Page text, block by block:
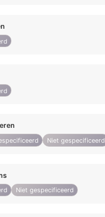
Niet gespecificeerd
Niet gespecificeerd